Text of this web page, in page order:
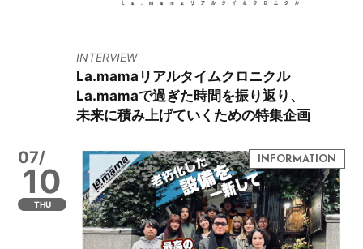
INTERVIEW
La.mamaリアルタイムクロニクル
La.mamaで過ぎた時間を振り返り、
未来に積み上げていくための特集企画
07/
10
THU